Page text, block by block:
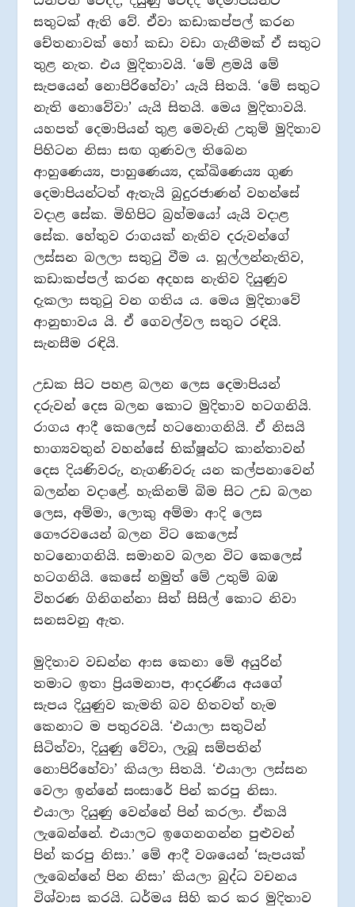
සතුටක් ඇති වේ. ඒවා කඩාකප්පල් කරන
චේතනාවක් හෝ කඩා වඩා ගැනීමක් ඒ සතුට
තුළ නැත. එය මුදිතාවයි. ‘මේ ළමයි මේ
සැපයෙන් නොපිරිහේවා’ යැයි සිතයි. ‘මේ සතුට
නැති නොවේවා’ යැයි සිතයි. මෙය මුදිතාවයි.
යහපත් දෙමාපියන් තුළ මෙවැනි උතුම් මුදිතාව
පිහිටන නිසා සඟ ගුණවල තිබෙන
ආහුණෙය්‍ය, පාහුණෙය්‍ය, දක්ඛිණෙය්‍ය ගුණ
දෙමාපියන්ටත් ඇතැයි බුදුරජාණන් වහන්සේ
වදාළ සේක. මිහිපිට බ්‍රහ්මයෝ යැයි වදාළ
සේක. හේතුව රාගයක් නැතිව දරුවන්ගේ
ලස්සන බලලා සතුටු වීම ය. හූල්ලන්නැතිව,
කඩාකප්පල් කරන අදහස නැතිව දියුණුව
දැකලා සතුටු වන ගතිය ය. මෙය මුදිතාවේ
ආනුභාවය යි. ඒ ගෙවල්වල සතුට රඳියි.
සැනසීම රඳියි.
උඩක සිට පහළ බලන ලෙස දෙමාපියන්
දරුවන් දෙස බලන කොට මුදිතාව හටගනියි.
රාගය ආදී කෙලෙස් හටනොගනියි. ඒ නිසයි
භාග්‍යවතුන් වහන්සේ භික්ෂූන්ට කාන්තාවන්
දෙස දියණිවරු, නැගණිවරු යන කල්පනාවෙන්
බලන්න වදාළේ. හැකිනම් බිම සිට උඩ බලන
ලෙස, අම්මා, ලොකු අම්මා ආදි ලෙස
ගෞරවයෙන් බලන විට කෙලෙස්
හටනොගනියි. සමානව බලන විට කෙලෙස්
හටගනියි. කෙසේ නමුත් මේ උතුම් බඹ
විහරණ ගිනිගන්නා සිත් සිසිල් කොට නිවා
සනසවනු ඇත.
මුදිතාව වඩන්න ආස කෙනා මේ අයුරින්
තමාට ඉතා ප්‍රියමනාප, ආදරණීය අයගේ
සැපය දියුණුව කැමති බව හිතවත් හැම
කෙනාට ම පතුරවයි. ‘එයාලා සතුටින්
සිටිත්වා, දියුණු වේවා, ලැබූ සම්පතින්
නොපිරිහේවා’ කියලා සිතයි. ‘එයාලා ලස්සන
වෙලා ඉන්නේ සංසාරේ පින් කරපු නිසා.
එයාලා දියුණු වෙන්නේ පින් කරලා. ඒකයි
ලැබෙන්නේ. එයාලට ඉගෙනගන්න පුළුවන්
පින් කරපු නිසා.’ මේ ආදී වශයෙන් ‘සැපයක්
ලැබෙන්නේ පින නිසා’ කියලා බුද්ධ වචනය
විශ්වාස කරයි. ධර්මය සිහි කර කර මුදිතාව